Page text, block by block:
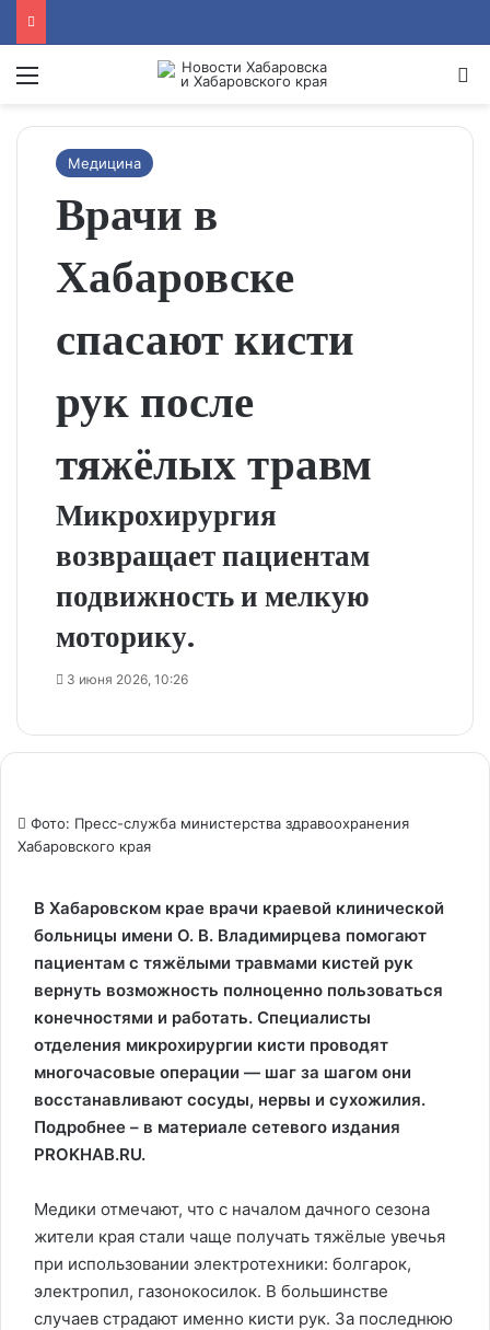
Menu
Медицина
Врачи в
Хабаровске
спасают кисти
рук после
тяжёлых травм
Микрохирургия
возвращает пациентам
подвижность и мелкую
моторику.
3 июня 2026, 10:26
Фото: Пресс-служба министерства здравоохранения
Хабаровского края
В Хабаровском крае врачи краевой клинической
больницы имени О. В. Владимирцева помогают
пациентам с тяжёлыми травмами кистей рук
вернуть возможность полноценно пользоваться
конечностями и работать. Специалисты
отделения микрохирургии кисти проводят
многочасовые операции — шаг за шагом они
восстанавливают сосуды, нервы и сухожилия.
Подробнее – в материале сетевого издания
PROKHAB.RU.
Медики отмечают, что с началом дачного сезона
жители края стали чаще получать тяжёлые увечья
при использовании электротехники: болгарок,
электропил, газонокосилок. В большинстве
случаев страдают именно кисти рук. За последнюю